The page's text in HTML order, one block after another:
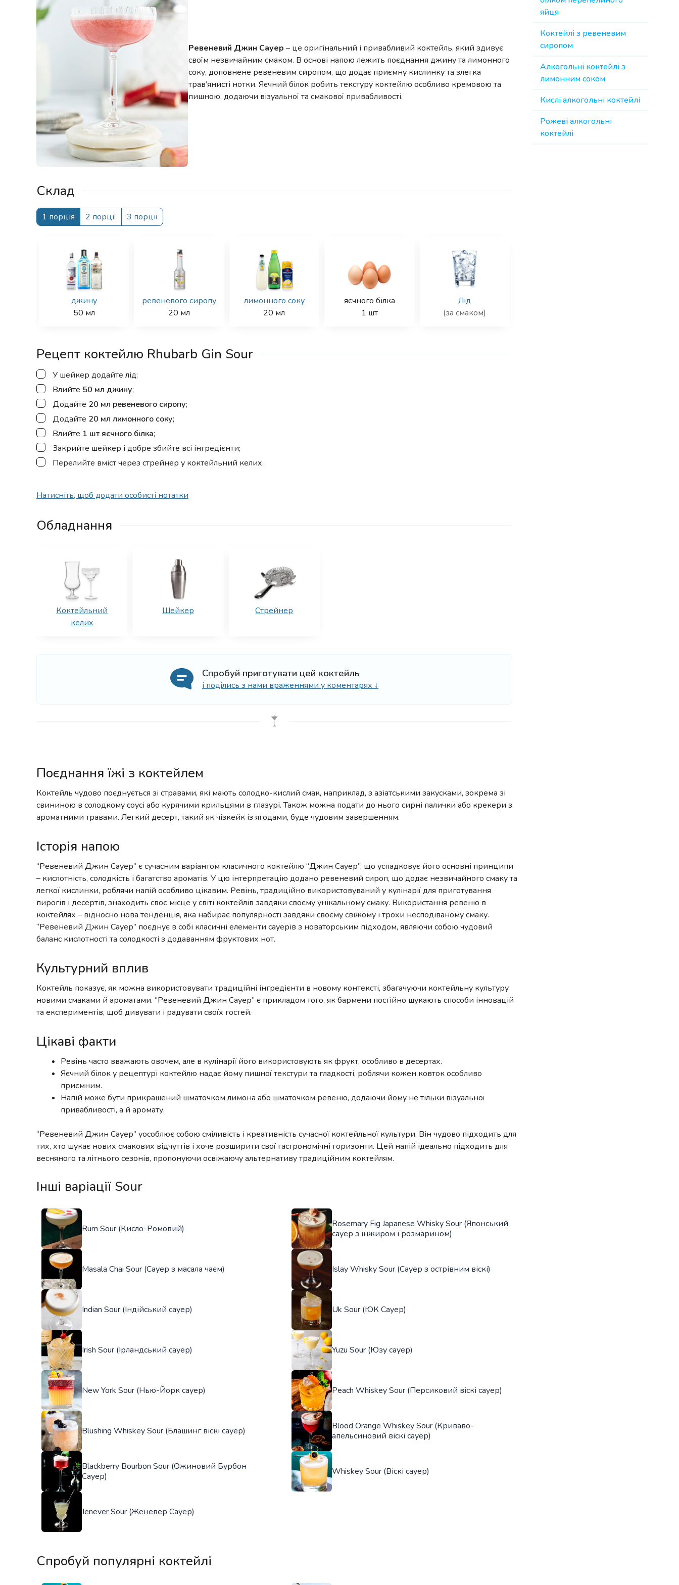
Ревеневий Джин Сауер – це оригінальний і привабливий коктейль, який здивує
своїм незвичайним смаком. В основі напою лежить поєднання джину та лимонного
соку, доповнене ревеневим сиропом, що додає приємну кислинку та злегка
трав’янисті нотки. Яєчний білок робить текстуру коктейлю особливо кремовою та
пишною, додаючи візуальної та смакової привабливості.
Склад
1 порція 2 порції 3 порції
джину
50 мл
ревеневого сиропу
20 мл
лимонного соку
20 мл
яєчного білка
1 шт
Лід
(за смаком)
Рецепт коктейлю Rhubarb Gin Sour
▢
У шейкер додайте лід;
▢
Влийте 50 мл джину;
▢
Додайте 20 мл ревеневого сиропу;
▢
Додайте 20 мл лимонного соку;
▢
Влийте 1 шт яєчного білка;
▢
Закрийте шейкер і добре збийте всі інгредієнти;
▢
Перелийте вміст через стрейнер у коктейльний келих.
Натисніть, щоб додати особисті нотатки
Обладнання
Коктейльний
келих
Шейкер Стрейнер
Спробуй приготувати цей коктейль
і поділись з нами враженнями у коментарях ↓
Поєднання їжі з коктейлем
Коктейль чудово поєднується зі стравами, які мають солодко-кислий смак, наприклад, з азіатськими закусками, зокрема зі
свининою в солодкому соусі або курячими крильцями в глазурі. Також можна подати до нього сирні палички або крекери з
ароматними травами. Легкий десерт, такий як чізкейк із ягодами, буде чудовим завершенням.
Історія напою
“Ревеневий Джин Сауер” є сучасним варіантом класичного коктейлю “Джин Сауер”, що успадковує його основні принципи
– кислотність, солодкість і багатство ароматів. У цю інтерпретацію додано ревеневий сироп, що додає незвичайного смаку та
легкої кислинки, роблячи напій особливо цікавим. Ревінь, традиційно використовуваний у кулінарії для приготування
пирогів і десертів, знаходить своє місце у світі коктейлів завдяки своєму унікальному смаку. Використання ревеню в
коктейлях – відносно нова тенденція, яка набирає популярності завдяки своєму свіжому і трохи несподіваному смаку.
“Ревеневий Джин Сауер” поєднує в собі класичні елементи сауерів з новаторським підходом, являючи собою чудовий
баланс кислотності та солодкості з додаванням фруктових нот.
Культурний вплив
Коктейль показує, як можна використовувати традиційні інгредієнти в новому контексті, збагачуючи коктейльну культуру
новими смаками й ароматами. “Ревеневий Джин Сауер” є прикладом того, як бармени постійно шукають способи інновацій
та експериментів, щоб дивувати і радувати своїх гостей.
Цікаві факти
Ревінь часто вважають овочем, але в кулінарії його використовують як фрукт, особливо в десертах.
Яєчний білок у рецептурі коктейлю надає йому пишної текстури та гладкості, роблячи кожен ковток особливо
приємним.
Напій може бути прикрашений шматочком лимона або шматочком ревеню, додаючи йому не тільки візуальної
привабливості, а й аромату.
“Ревеневий Джин Сауер” уособлює собою сміливість і креативність сучасної коктейльної культури. Він чудово підходить для
тих, хто шукає нових смакових відчуттів і хоче розширити свої гастрономічні горизонти. Цей напій ідеально підходить для
весняного та літнього сезонів, пропонуючи освіжаючу альтернативу традиційним коктейлям.
Інші варіації Sour
Rum Sour (Кисло-Ромовий)
Rosemary Fig Japanese Whisky Sour (Японський
сауер з інжиром і розмарином)
Masala Chai Sour (Сауер з масала чаєм) Islay Whisky Sour (Сауер з острівним віскі)
Indian Sour (Індійський сауер) Uk Sour (ЮК Сауер)
Irish Sour (Ірландський сауер) Yuzu Sour (Юзу сауер)
New York Sour (Нью-Йорк сауер) Peach Whiskey Sour (Персиковий віскі сауер)
Blushing Whiskey Sour (Блашинг віскі сауер)
Blood Orange Whiskey Sour (Криваво-
апельсиновий віскі сауер)
Blackberry Bourbon Sour (Ожиновий Бурбон
Сауер)
Whiskey Sour (Віскі сауер)
Jenever Sour (Женевер Сауер)
Спробуй популярні коктейлі
яйця
Коктейлі з ревеневим
сиропом
Алкогольні коктейлі з
лимонним соком
Кислі алкогольні коктейлі
Рожеві алкогольні
коктейлі